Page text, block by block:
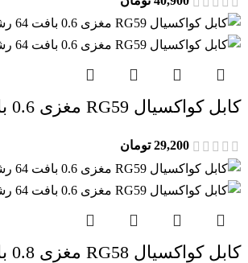
کابل کواکسیال RG59 مغزی 0.6 بافت 64 رشته
29,200 تومان
کابل کواکسیال RG58 مغزی 0.8 بافت 96 رشته